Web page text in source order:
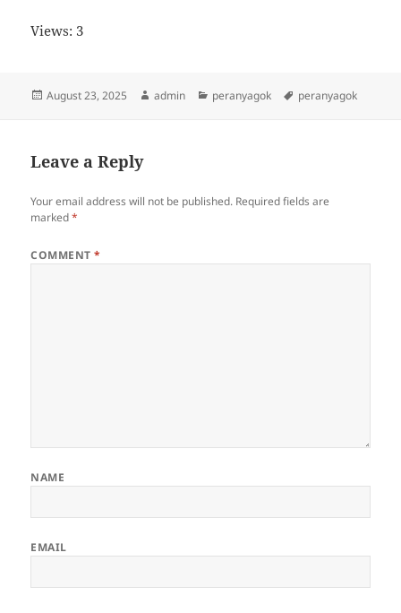
Views: 3
Posted
August 23, 2025 Author
admin Categories
peranyagok Tags
peranyagok
Leave a Reply
Your email address will not be published. Required fields are
marked*
COMMENT*
NAME
EMAIL